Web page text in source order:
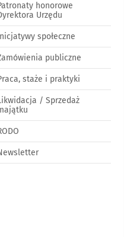
honorowe
Urzędu
społeczne
publiczne
staże i praktyki
/ Sprzedaż